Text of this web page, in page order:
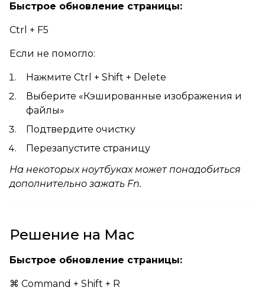
Быстрое обновление страницы:
Ctrl + F5
Если не помогло:
Нажмите Ctrl + Shift + Delete
Выберите «Кэшированные изображения и
файлы»
Подтвердите очистку
Перезапустите страницу
На некоторых ноутбуках может понадобиться
дополнительно зажать Fn.
Решение на Mac
Быстрое обновление страницы:
⌘ Command + Shift + R